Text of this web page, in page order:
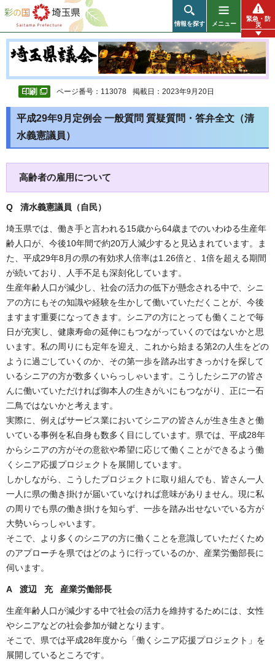
彩の国 埼玉県
情報を探す メニュー
緊急・防
災
ページ番号：113078 掲載日：2023年9月20日
平成29年9月定例会 一般質問 質疑質問・答弁全文（清
水義憲議員）
高齢者の雇用について
Q 清水義憲議員（自民）
埼玉県では、働き手と言われる15歳から64歳までのいわゆる生産年
齢人口が、今後10年間で約20万人減少すると見込まれています。ま
た、平成29年8月の県の有効求人倍率は1.26倍と、1倍を超える期間
が続いており、人手不足も深刻化しています。
生産年齢人口が減少し、社会の活力の低下が懸念される中で、シニ
アの方にもその知識や経験を生かして働いていただくことが、今後
ますます重要になってきます。シニアの方にとっても働くことで毎
日が充実し、健康寿命の延伸にもつながっていくのではないかと思
います。私の周りにも定年を迎え、これから始まる第2の人生をどの
ように過ごしていくのか、その第一歩を踏み出すきっかけを探して
いるシニアの方が数多くいらっしゃいます。こうしたシニアの皆さ
んに働いていただければ御本人の生きがいにもつながり、正に一石
二鳥ではないかと考えます。
実際に、例えばサービス業においてシニアの皆さんが生き生きと働
いている事例を私自身も数多く目にしています。県では、平成28年
からシニアの方がその意欲や希望に応じて働くことができるよう働
くシニア応援プロジェクトを展開しています。
しかしながら、こうしたプロジェクトに取り組んでも、皆さん一人
一人に県の働き掛けが届いていなければ意味がありません。現に私
の周りでも県の働き掛けを知らず、一歩を踏み出せないでいる方が
大勢いらっしゃいます。
そこで、より多くのシニアの方に働くことを意識していただくため
のアプローチを県ではどのように行っているのか、産業労働部長に
伺います。
A 渡辺 充 産業労働部長
生産年齢人口が減少する中で社会の活力を維持するためには、女性
やシニアなどの社会参加が鍵となります。
そこで、県では平成28年度から「働くシニア応援プロジェクト」を
展開しているところです。